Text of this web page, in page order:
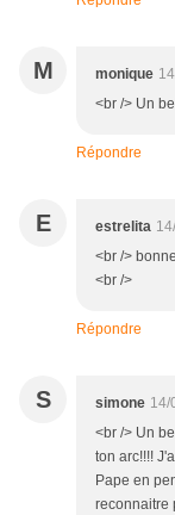
M monique
<br /> Un
Répondre
E estrelita
<br />
<br />
Répondre
S simone 14/
<br /> Un
ton arc!!!!
Pape en
reconnaitre